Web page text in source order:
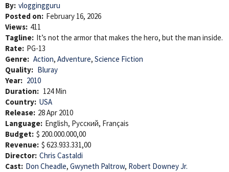
By: vloggingguru
Posted on: February 16, 2026
Views: 411
Tagline: It’s not the armor that makes the hero, but the man inside.
Rate: PG-13
Genre: Action, Adventure, Science Fiction
Quality: Bluray
Year: 2010
Duration: 124 Min
Country: USA
Release: 28 Apr 2010
Language: English, Pусский, Français
Budget: $ 200.000.000,00
Revenue: $ 623.933.331,00
Director: Chris Castaldi
Cast: Don Cheadle, Gwyneth Paltrow, Robert Downey Jr.